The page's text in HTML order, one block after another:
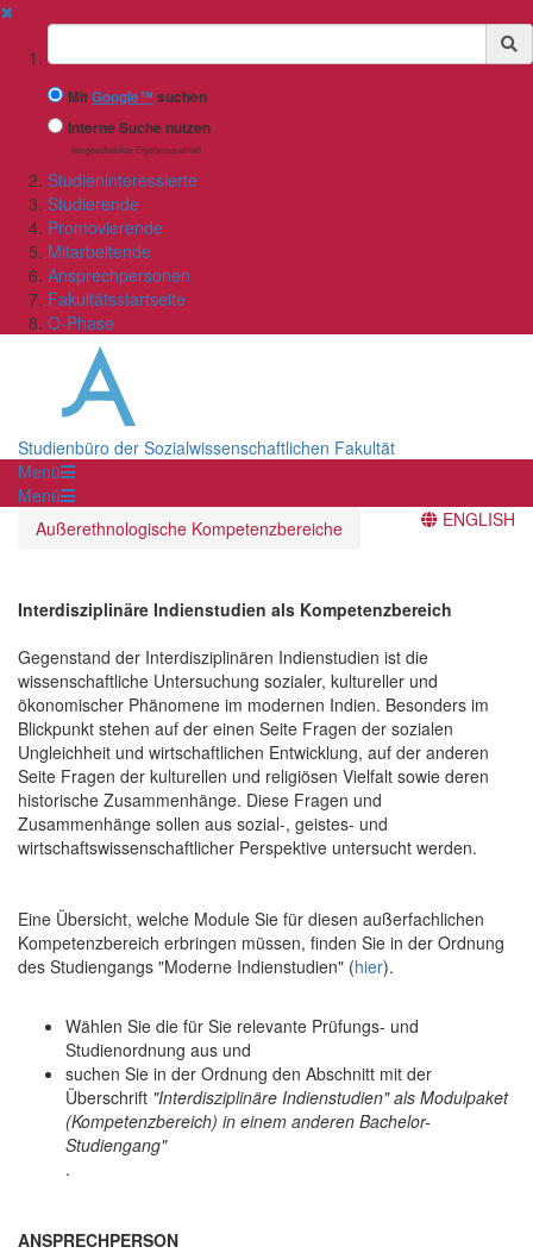
✖
Suchbegriff
MitGoogle™ suchen
Interne Suche nutzen
(eingeschränkte Ergebnisqualität)
Studieninteressierte
Studierende
Promovierende
Mitarbeitende
Ansprechpersonen
Fakultätsstartseite
O-Phase
Studienbüro der Sozialwissenschaftlichen Fakultät
Menü
Menü
Außerethnologische Kompetenzbereiche
ENGLISH
Interdisziplinäre Indienstudien als Kompetenzbereich
Gegenstand der Interdisziplinären Indienstudien ist die
wissenschaftliche Untersuchung sozialer, kultureller und
ökonomischer Phänomene im modernen Indien. Besonders im
Blickpunkt stehen auf der einen Seite Fragen der sozialen
Ungleichheit und wirtschaftlichen Entwicklung, auf der anderen
Seite Fragen der kulturellen und religiösen Vielfalt sowie deren
historische Zusammenhänge. Diese Fragen und
Zusammenhänge sollen aus sozial-, geistes- und
wirtschaftswissenschaftlicher Perspektive untersucht werden.
Eine Übersicht, welche Module Sie für diesen außerfachlichen
Kompetenzbereich erbringen müssen, finden Sie in der Ordnung
des Studiengangs "Moderne Indienstudien" (hier).
Wählen Sie die für Sie relevante Prüfungs- und
Studienordnung aus und
suchen Sie in der Ordnung den Abschnitt mit der
Überschrift "Interdisziplinäre Indienstudien" als Modulpaket
(Kompetenzbereich) in einem anderen Bachelor-
Studiengang"
.
ANSPRECHPERSON